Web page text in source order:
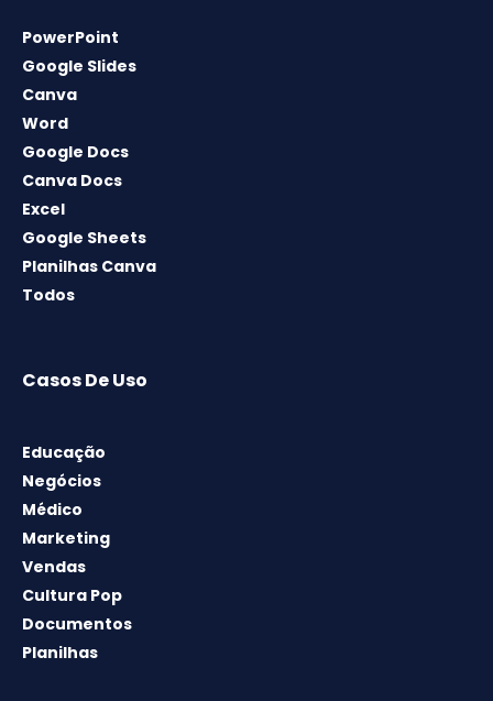
PowerPoint
Google Slides
Canva
Word
Google Docs
Canva Docs
Excel
Google Sheets
Planilhas Canva
Todos
Casos De Uso
Educação
Negócios
Médico
Marketing
Vendas
Cultura Pop
Documentos
Planilhas